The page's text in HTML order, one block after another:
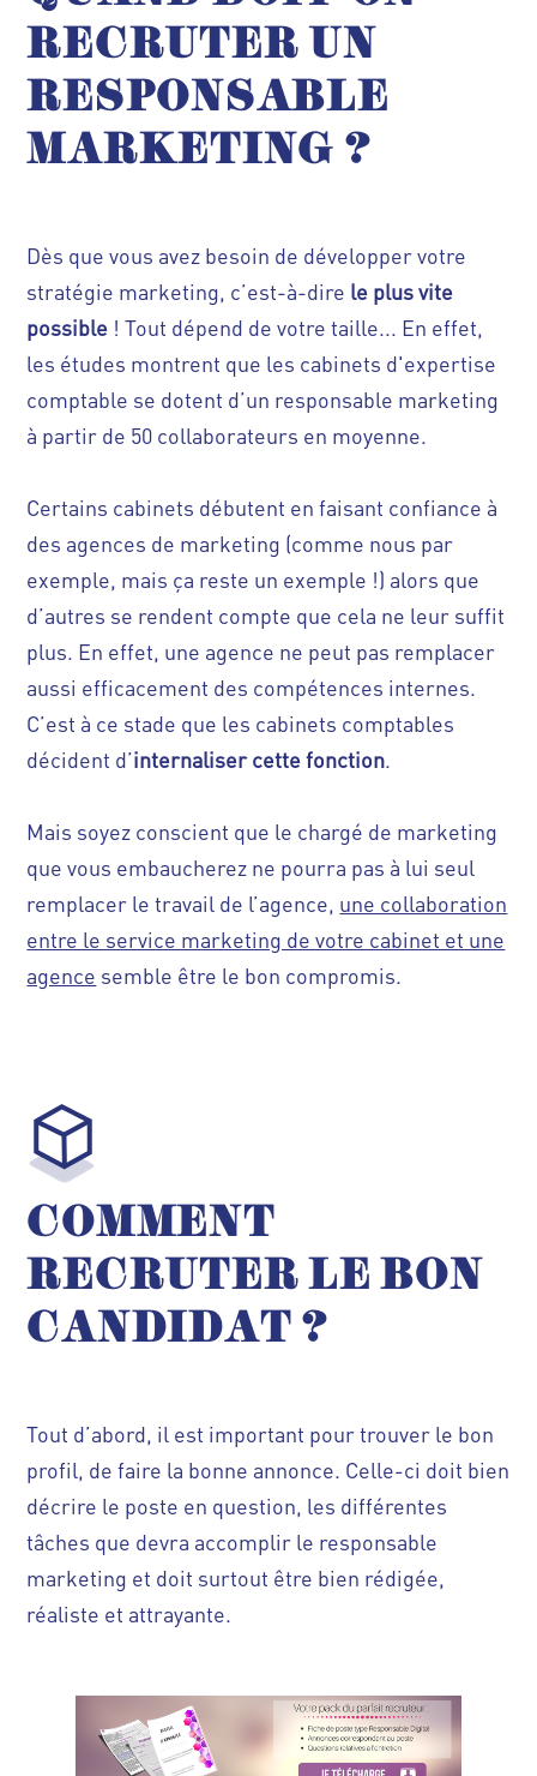
RECRUTER UN
RESPONSABLE
MARKETING ?
Dès que vous avez besoin de développer votre
stratégie marketing, c’est-à-dire le plus vite
possible ! Tout dépend de votre taille... En effet,
les études montrent que les cabinets d'expertise
comptable se dotent d’un responsable marketing
à partir de 50 collaborateurs en moyenne.
Certains cabinets débutent en faisant confiance à
des agences de marketing (comme nous par
exemple, mais ça reste un exemple !) alors que
d’autres se rendent compte que cela ne leur suffit
plus. En effet, une agence ne peut pas remplacer
aussi efficacement des compétences internes.
C’est à ce stade que les cabinets comptables
décident d’internaliser cette fonction.
Mais soyez conscient que le chargé de marketing
que vous embaucherez ne pourra pas à lui seul
remplacer le travail de l’agence, une collaboration
entre le service marketing de votre cabinet et une
agence semble être le bon compromis.
COMMENT
RECRUTER LE BON
CANDIDAT ?
Tout d’abord, il est important pour trouver le bon
profil, de faire la bonne annonce. Celle-ci doit bien
décrire le poste en question, les différentes
tâches que devra accomplir le responsable
marketing et doit surtout être bien rédigée,
réaliste et attrayante.